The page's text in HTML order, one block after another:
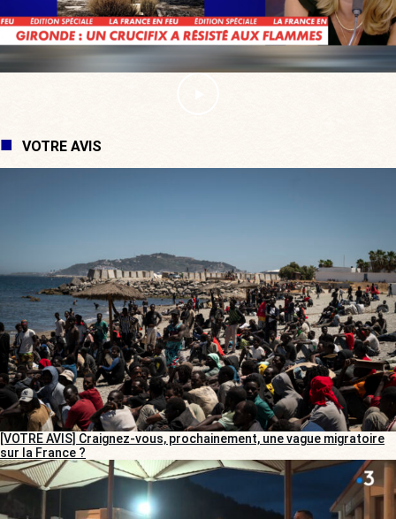
VOTRE AVIS
[VOTRE AVIS] Craignez-vous, prochainement, une vague migratoire
sur la France ?